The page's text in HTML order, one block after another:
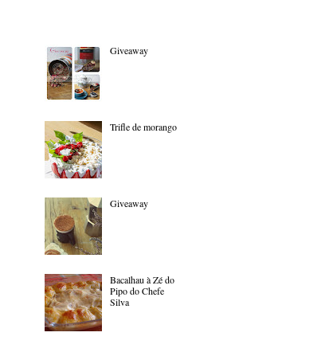
Giveaway
Trifle de morango
Giveaway
Bacalhau à Zé do
Pipo do Chefe
Silva